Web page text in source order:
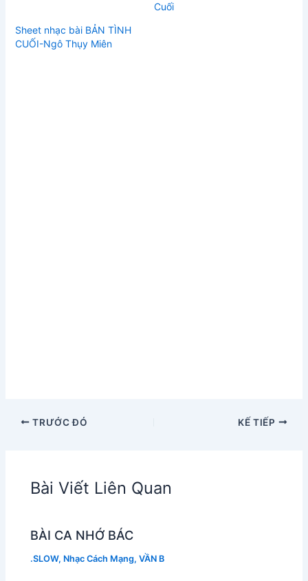
Cuối
Sheet nhạc bài BẢN TÌNH
CUỐI-Ngô Thụy Miên
TRƯỚC ĐÓ KẾ TIẾP
Bài Viết Liên Quan
BÀI CA NHỚ BÁC
.SLOW, Nhạc Cách Mạng,VẦN B